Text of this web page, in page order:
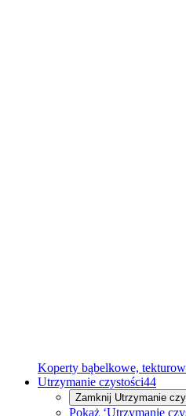
Koperty bąbelkowe,
Utrzymanie czystości44
Zamknij Utrzymanie
Pokaż ‘Utrzymanie